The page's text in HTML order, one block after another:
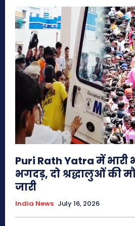
Puri Rath Yatra में भारी
भगदड़, दो श्रद्धालुओं की
जारी
India News July 16, 2026